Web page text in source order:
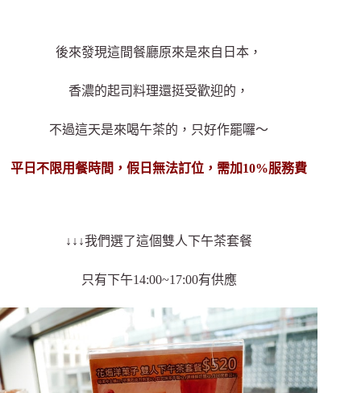
後來發現這間餐廳原來是來自日本，
香濃的起司料理還挺受歡迎的，
不過這天是來喝午茶的，只好作罷囉～
平日不限用餐時間，假日無法訂位，需加10%服務費
↓↓↓我們選了這個雙人下午茶套餐
只有下午14:00~17:00有供應